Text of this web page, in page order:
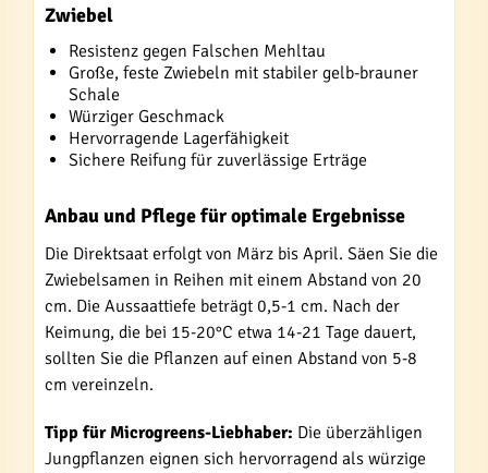
Zwiebel
Resistenz gegen Falschen Mehltau
Große, feste Zwiebeln mit stabiler gelb-brauner
Schale
Würziger Geschmack
Hervorragende Lagerfähigkeit
Sichere Reifung für zuverlässige Erträge
Anbau und Pflege für optimale Ergebnisse
Die Direktsaat erfolgt von März bis April. Säen Sie die
Zwiebelsamen in Reihen mit einem Abstand von 20
cm. Die Aussaattiefe beträgt 0,5-1 cm. Nach der
Keimung, die bei 15-20°C etwa 14-21 Tage dauert,
sollten Sie die Pflanzen auf einen Abstand von 5-8
cm vereinzeln.
Tipp für Microgreens-Liebhaber: Die überzähligen
Jungpflanzen eignen sich hervorragend als würzige